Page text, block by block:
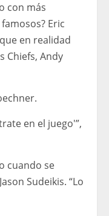
con más
Eric
en realidad
Chiefs, Andy
en el juego'”,
cuando se
Sudeikis. “Lo